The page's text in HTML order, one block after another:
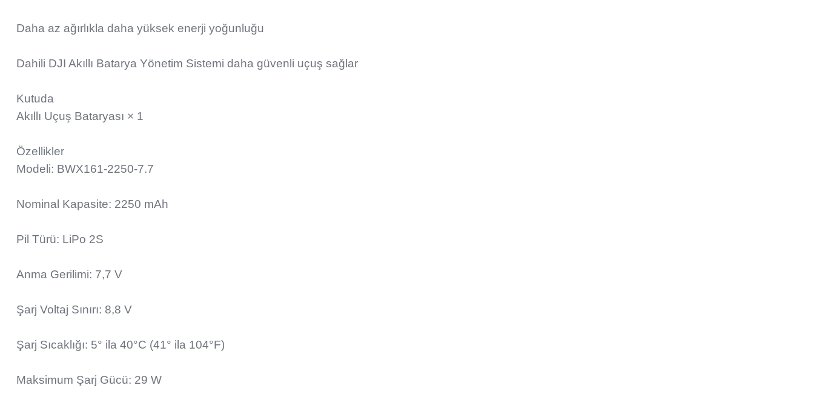
Daha az ağırlıkla daha yüksek enerji yoğunluğu
Dahili DJI Akıllı Batarya Yönetim Sistemi daha güvenli uçuş sağlar
Kutuda
Akıllı Uçuş Bataryası × 1
Özellikler
Modeli: BWX161-2250-7.7
Nominal Kapasite: 2250 mAh
Pil Türü: LiPo 2S
Anma Gerilimi: 7,7 V
Şarj Voltaj Sınırı: 8,8 V
Şarj Sıcaklığı: 5° ila 40°C (41° ila 104°F)
Maksimum Şarj Gücü: 29 W